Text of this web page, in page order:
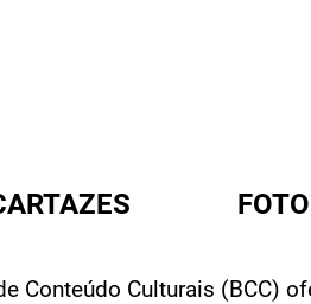
Conteúdo Culturais (BCC)
DE BUSCA